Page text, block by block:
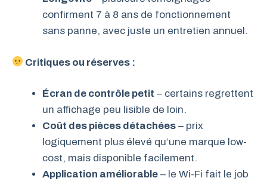
confirment 7 à 8 ans de fonctionnement
sans panne, avec juste un entretien annuel.
Critiques ou réserves :
Écran de contrôle petit – certains regrettent
un affichage peu lisible de loin.
Coût des pièces détachées – prix
logiquement plus élevé qu’une marque low-
cost, mais disponible facilement.
Application améliorable – le Wi-Fi fait le job